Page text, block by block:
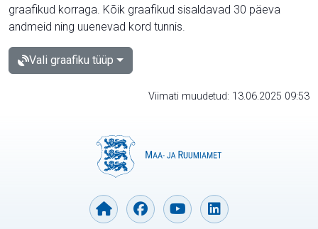
graafikud korraga. Kõik graafikud sisaldavad 30 päeva
andmeid ning uuenevad kord tunnis.
Vali graafiku tüüp
Viimati muudetud: 13.06.2025 09:53